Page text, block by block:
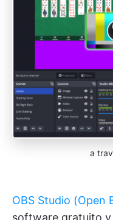
a
OBS Studio (Open
software gratuito